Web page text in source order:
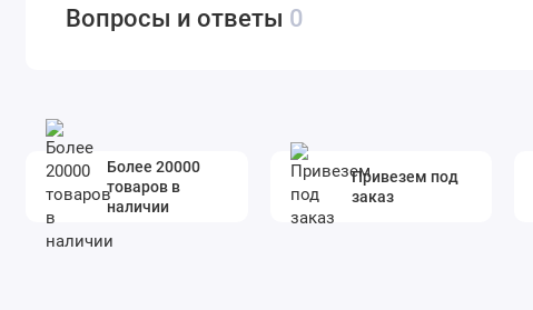
Вопросы и ответы 0
Более 20000
товаров в
наличии
Привезем под
заказ